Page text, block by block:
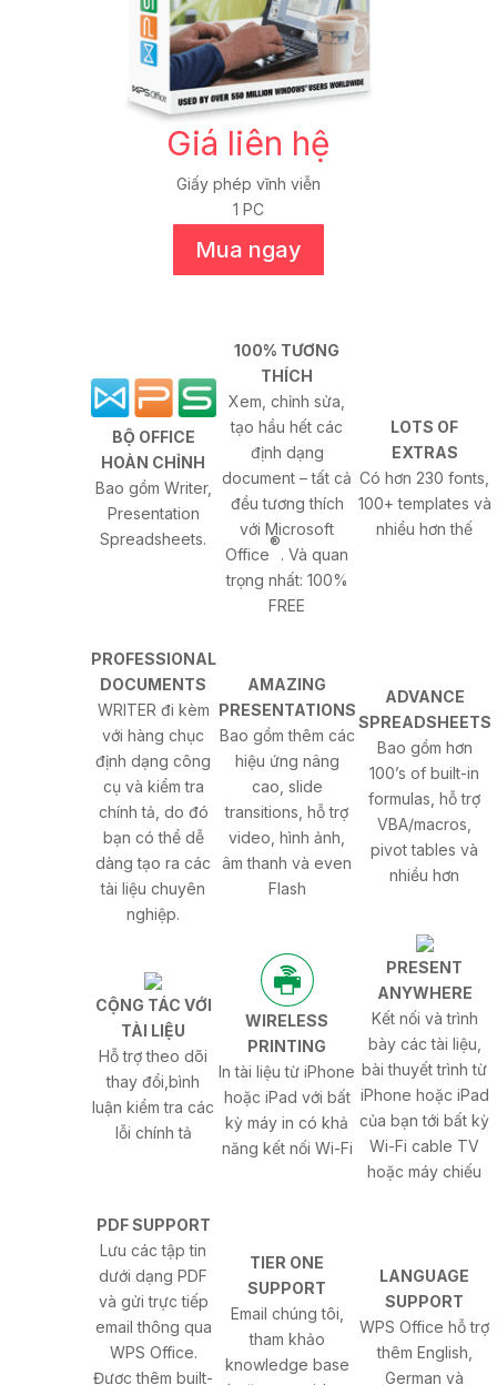
Giá liên hệ
Giấy phép vĩnh viễn
1 PC
Mua ngay
BỘ OFFICE
HOÀN CHỈNH
Bao gồm Writer,
Presentation
Spreadsheets.
100% TƯƠNG
THÍCH
Xem, chỉnh sửa,
tạo hầu hết các
định dạng
document – tất cả
đều tương thích
với Microsoft
Office
®
. Và quan
trọng nhất: 100%
FREE
LOTS OF
EXTRAS
Có hơn 230 fonts,
100+ templates và
nhiều hơn thế
PROFESSIONAL
DOCUMENTS
WRITER đi kèm
với hàng chục
định dạng công
cụ và kiểm tra
chính tả, do đó
bạn có thể dễ
dàng tạo ra các
tài liệu chuyên
nghiệp.
AMAZING
PRESENTATIONS
Bao gồm thêm các
hiệu ứng nâng
cao, slide
transitions, hỗ trợ
video, hình ảnh,
âm thanh và even
Flash
ADVANCE
SPREADSHEETS
Bao gồm hơn
100’s of built-in
formulas, hỗ trợ
VBA/macros,
pivot tables và
nhiều hơn
CỘNG TÁC VỚI
TÀI LIỆU
Hỗ trợ theo dõi
thay đổi,bình
luận kiểm tra các
lỗi chính tả
WIRELESS
PRINTING
In tài liệu từ iPhone
hoặc iPad với bất
kỳ máy in có khả
năng kết nối Wi-Fi
PRESENT
ANYWHERE
Kết nối và trình
bày các tài liệu,
bài thuyết trình từ
iPhone hoặc iPad
của bạn tới bất kỳ
Wi-Fi cable TV
hoặc máy chiếu
PDF SUPPORT
Lưu các tập tin
dưới dạng PDF
và gửi trực tiếp
email thông qua
WPS Office.
Được thêm built-
TIER ONE
SUPPORT
Email chúng tôi,
tham khảo
knowledge base
LANGUAGE
SUPPORT
WPS Office hỗ trợ
thêm English,
German và